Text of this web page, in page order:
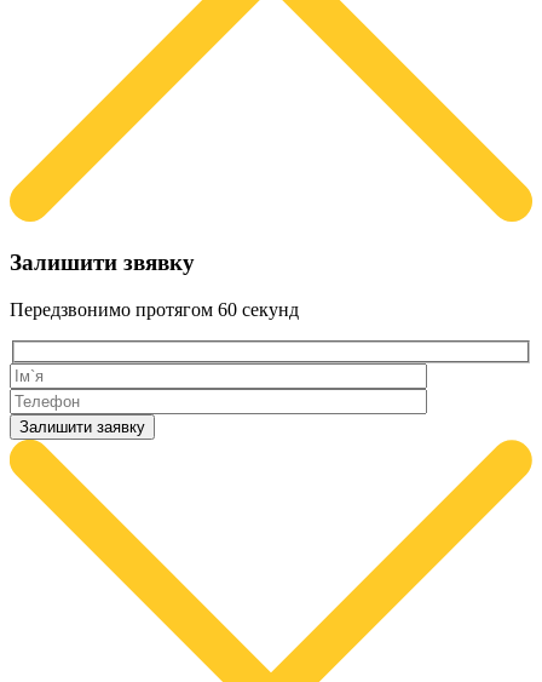
Залишити звявку
Передзвонимо протягом 60 секунд